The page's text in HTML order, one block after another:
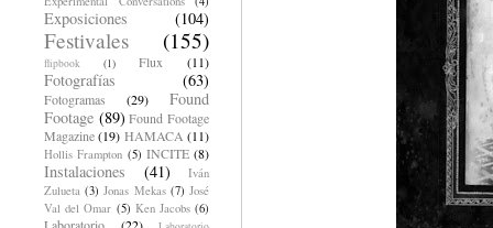
Exposiciones (104)
Festivales (155)
flipbook (1) Flux (11)
Fotografías (63)
Fotogramas (29)
Found
Footage (89) Found Footage
Magazine (19) HAMACA (11)
Hollis Frampton (5) INCITE (8)
Instalaciones (41)
Iván
Zulueta (3) Jonas Mekas (7) José
Val del Omar (5) Ken Jacobs (6)
Laboratorio (22)